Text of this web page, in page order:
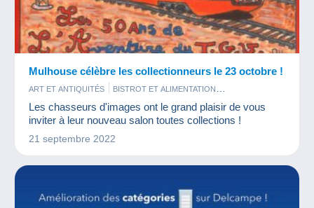
Mulhouse célèbre les collectionneurs le 23 octobre !
ART ET ANTIQUITÉS
BISTROT ET ALIMENTATION
CARTES DE COLLECTION MODERNES
CARTES POSTALES
FIGURINES
JETONS ET MÉDAILLES JEUX
LIVRES ET REVUES
PHOTOGRAPHIE
TIMBRES
Les chasseurs d'images ont le grand plaisir de vous
inviter à leur nouveau salon toutes collections !
21 septembre 2022